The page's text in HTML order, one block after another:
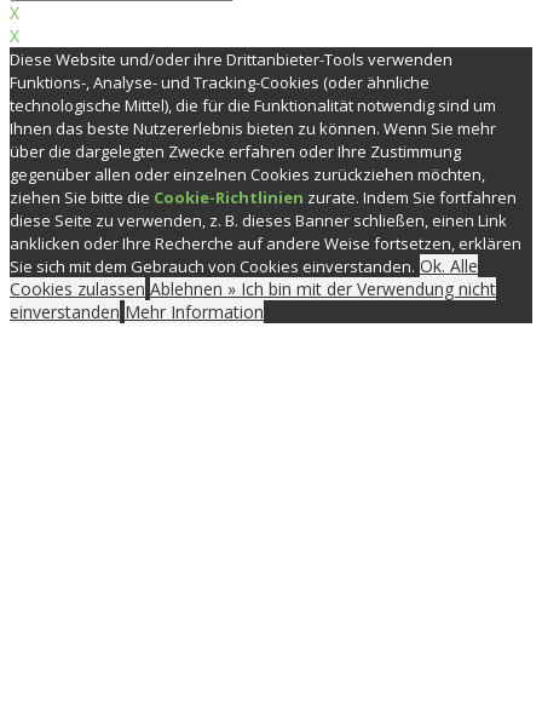
X
X
Diese Website und/oder ihre Drittanbieter-Tools verwenden
Funktions-, Analyse- und Tracking-Cookies (oder ähnliche
technologische Mittel), die für die Funktionalität notwendig sind um
Ihnen das beste Nutzererlebnis bieten zu können. Wenn Sie mehr
über die dargelegten Zwecke erfahren oder Ihre Zustimmung
gegenüber allen oder einzelnen Cookies zurückziehen möchten,
ziehen Sie bitte die Cookie-Richtlinien zurate. Indem Sie fortfahren
diese Seite zu verwenden, z. B. dieses Banner schließen, einen Link
anklicken oder Ihre Recherche auf andere Weise fortsetzen, erklären
Sie sich mit dem Gebrauch von Cookies einverstanden. Ok. Alle
Cookies zulassen Ablehnen » Ich bin mit der Verwendung nicht
einverstanden Mehr Information